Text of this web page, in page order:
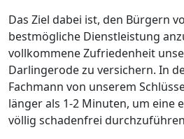
Das Ziel dabei ist, den Bürgern
bestmögliche Dienstleistung
vollkommene Zufriedenheit
Darlingerode zu versichern. In
Fachmann von unserem
länger als 1-2 Minuten, um eine
völlig schadenfrei